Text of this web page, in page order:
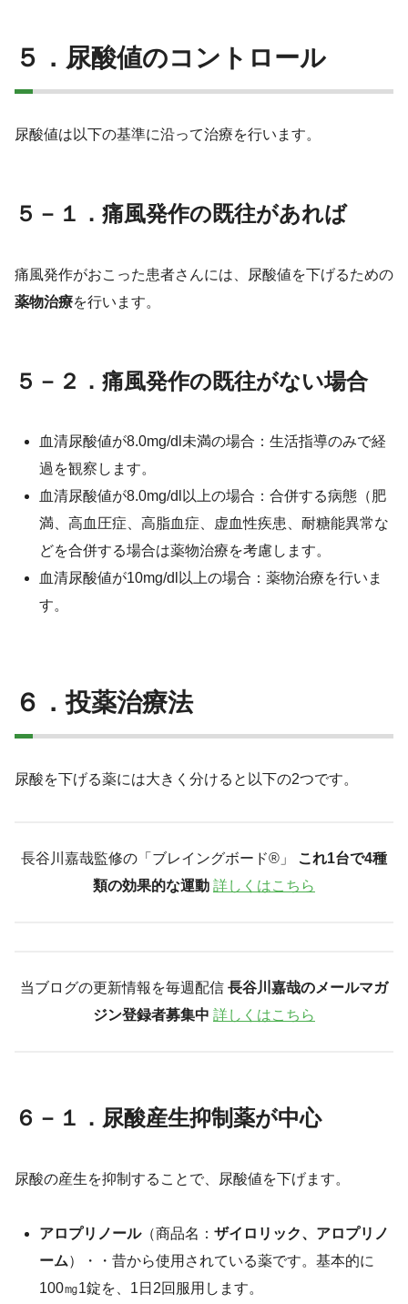
５．尿酸値のコントロール
尿酸値は以下の基準に沿って治療を行います。
５－１．痛風発作の既往があれば
痛風発作がおこった患者さんには、尿酸値を下げるための
薬物治療を行います。
５－２．痛風発作の既往がない場合
血清尿酸値が8.0mg/dl未満の場合：生活指導のみで経
過を観察します。
血清尿酸値が8.0mg/dl以上の場合：合併する病態（肥
満、高血圧症、高脂血症、虚血性疾患、耐糖能異常な
どを合併する場合は薬物治療を考慮します。
血清尿酸値が10mg/dl以上の場合：薬物治療を行いま
す。
６．投薬治療法
尿酸を下げる薬には大きく分けると以下の2つです。
長谷川嘉哉監修の「ブレイングボード®︎」
これ1台で4種
類の効果的な運動 詳しくはこちら
当ブログの更新情報を毎週配信 長谷川嘉哉のメールマガ
ジン登録者募集中 詳しくはこちら
６－１．尿酸産生抑制薬が中心
尿酸の産生を抑制することで、尿酸値を下げます。
アロプリノール（商品名：ザイロリック、アロプリノ
ーム）・・昔から使用されている薬です。基本的に
100㎎1錠を、1日2回服用します。